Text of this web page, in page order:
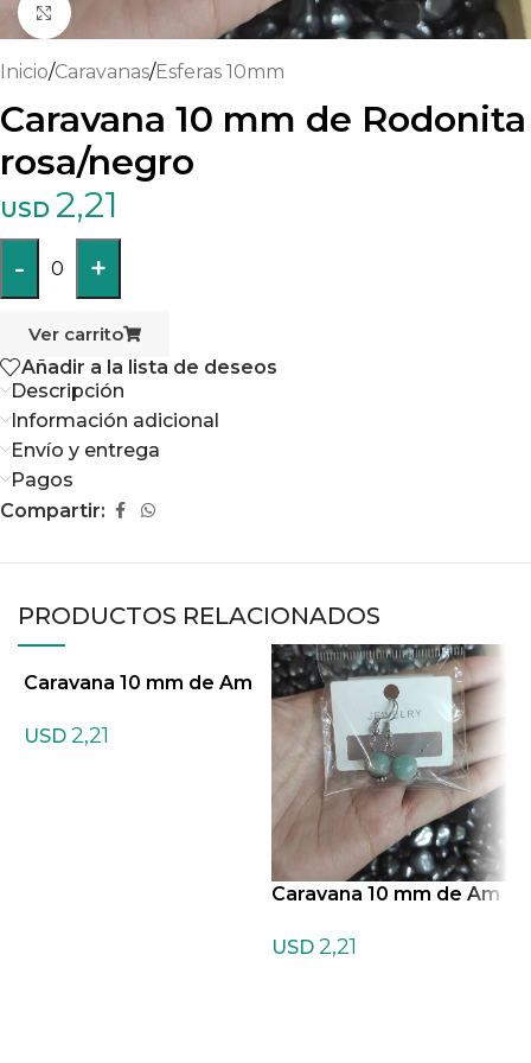
Haga clic para ampliar
Inicio/Caravanas/Esferas 10mm
Caravana 10 mm de Rodonita
rosa/negro
USD 2,21
- 0 +
Ver carrito
Añadir a la lista de deseos
Descripción
Información adicional
Envío y entrega
Pagos
Compartir:
PRODUCTOS RELACIONADOS
Caravana 10 mm de Am
USD 2,21
Caravana 10 mm de Am
USD 2,21